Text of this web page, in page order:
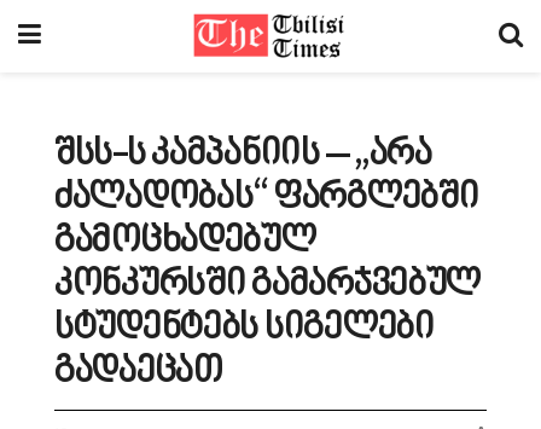
შსს-ს კამპანიის – „არა
ძალადობას“ ფარგლებში
გამოცხადებულ
კონკურსში გამარჯვებულ
სტუდენტებს სიგელები
გადაეცათ